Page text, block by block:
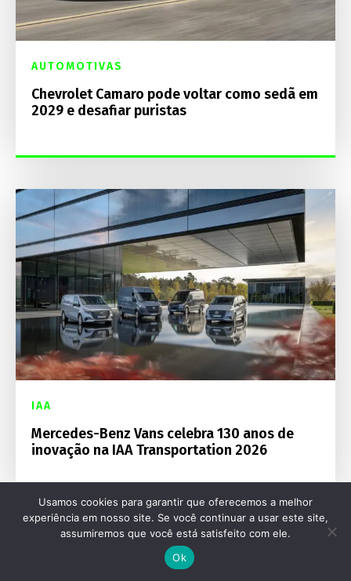
AUTOMOTIVAS
Chevrolet Camaro pode voltar como sedã em
2029 e desafiar puristas
IAA
Mercedes-Benz Vans celebra 130 anos de
inovação na IAA Transportation 2026
Usamos cookies para garantir que oferecemos a melhor
experiência em nosso site. Se você continuar a usar este site,
assumiremos que você está satisfeito com ele.
Ok